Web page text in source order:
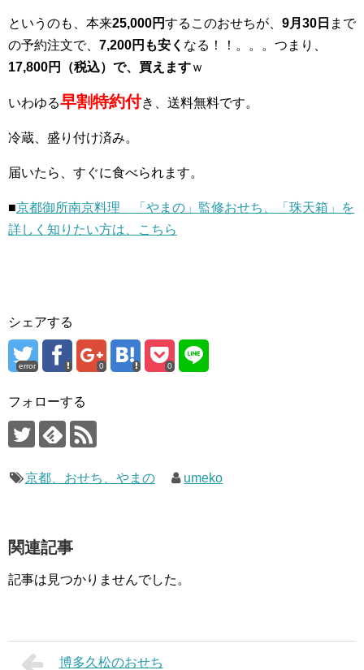
というのも、本来25,000円するこのおせちが、 9月30日 まで
の予約注文で、 7,200円も安く なる！！。。。つまり、
17,800円（税込）で、買えますｗ
いわゆる早割特約付き、送料無料です。
冷蔵、盛り付け済み。
届いたら、すぐに食べられます。
■京都御所南京料理 「やまの」監修おせち、「珠天箱」を
詳しく知りたい方は、こちら
シェアする
error 0 0
フォローする
京都、おせち、やまの umeko
関連記事
記事は見つかりませんでした。
博多久松のおせち